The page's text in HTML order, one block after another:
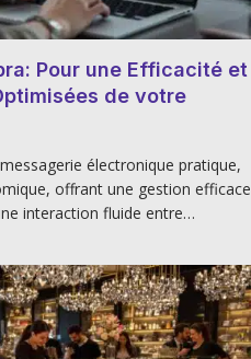
Pour une Efficacité et
de votre
électronique pratique,
offrant une gestion efficace
interaction fluide entre…